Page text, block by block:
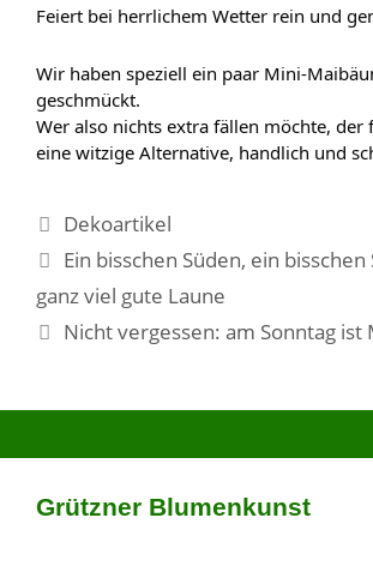
Feiert bei herrlichem Wetter rein und
Wir haben speziell ein paar Mini-
geschmückt.
Wer also nichts extra fällen möchte, der
eine witzige Alternative, handlich und
Dekoartikel
Ein bisschen Süden, ein bisschen
ganz viel gute Laune
Nicht vergessen: am Sonntag ist
Grützner Blumenkunst